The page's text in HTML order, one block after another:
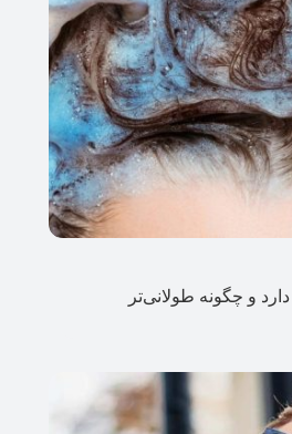
و چگونه طولانی‌تر